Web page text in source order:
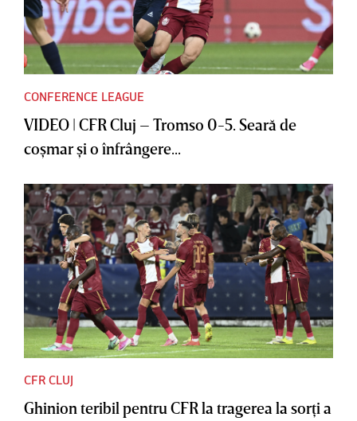
CONFERENCE LEAGUE
VIDEO | CFR Cluj – Tromso 0-5. Seară de
coşmar şi o înfrângere...
CFR CLUJ
Ghinion teribil pentru CFR la tragerea la sorţi a